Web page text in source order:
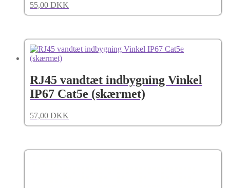
55,00 DKK
RJ45 vandtæt indbygning Vinkel
IP67 Cat5e (skærmet)
57,00 DKK